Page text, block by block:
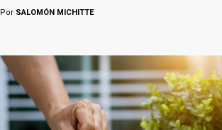
Por SALOMÓN MICHITTE